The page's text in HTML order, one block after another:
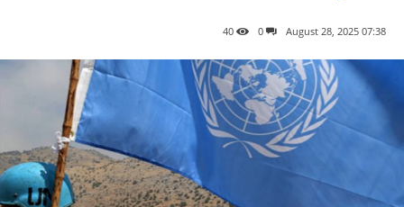
07:38 2025 ,August 28
0
40